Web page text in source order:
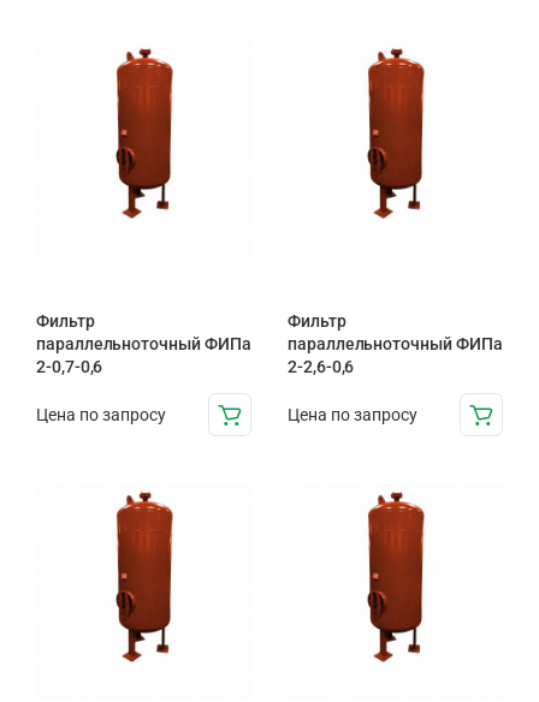
Фильтр
параллельноточный ФИПа
2-0,7-0,6
Цена по запросу
Фильтр
параллельноточный ФИПа
2-2,6-0,6
Цена по запросу